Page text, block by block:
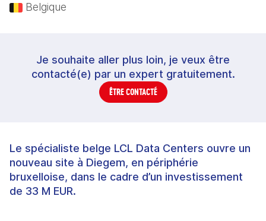
Belgique
Je souhaite aller plus loin, je veux être
contacté(e) par un expert gratuitement.
ÊTRE CONTACTÉ
Le spécialiste belge LCL Data Centers ouvre un
nouveau site à Diegem, en périphérie
bruxelloise, dans le cadre d’un investissement
de 33 M EUR.